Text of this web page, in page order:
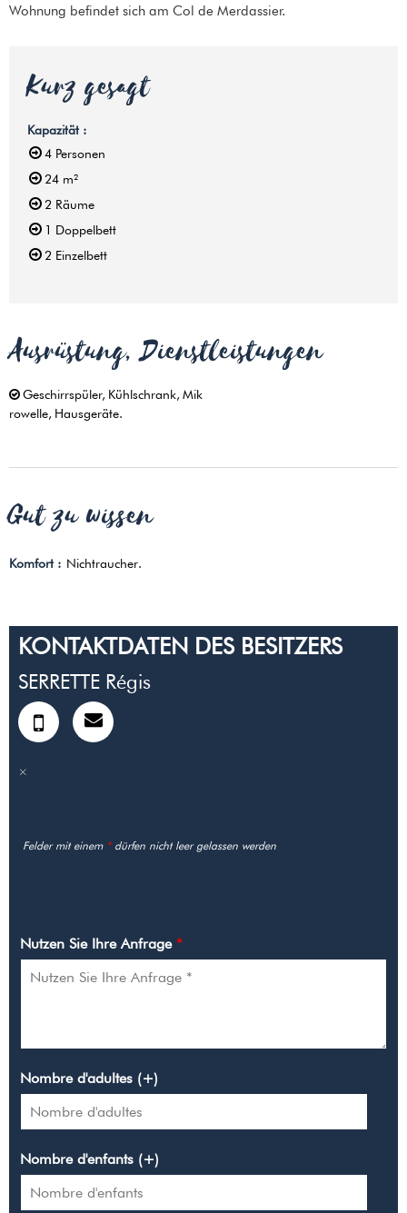
Wohnung befindet sich am Col de Merdassier.
Kurz gesagt
Kapazität :
4 Personen
24 m²
2 Räume
1 Doppelbett
2 Einzelbett
Ausrüstung, Dienstleistungen
Geschirrspüler Kühlschrank Mik
rowelle Hausgeräte
Gut zu wissen
Komfort : Nichtraucher
KONTAKTDATEN DES BESITZERS
SERRETTE Régis
Felder mit einem *dürfen nicht leer gelassen werden
Nutzen Sie Ihre Anfrage *
Nombre d'adultes (+)
Nombre d'enfants (+)